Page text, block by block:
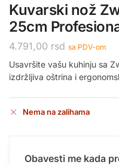
Kuvarski nož
25cm
4.791,00 rsd sa PDV-om
Usavršite vašu kuhinju sa
izdržljiva oštrina i
Nema na zalihama
Obavesti me kada